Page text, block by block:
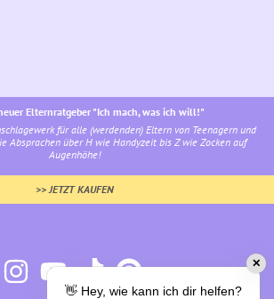
Elternratgeber "Ich mach, was ich will!"
für alle (werdenden) Eltern von Teenagern und
Absprachen über H wie Handyzeit bis Z wie Zocken auf
Augenhöhe!
>> JETZT KAUFEN
✕
👋 Hey, wie kann ich dir helfen?